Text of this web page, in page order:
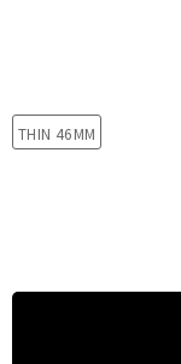
THIN 46MM